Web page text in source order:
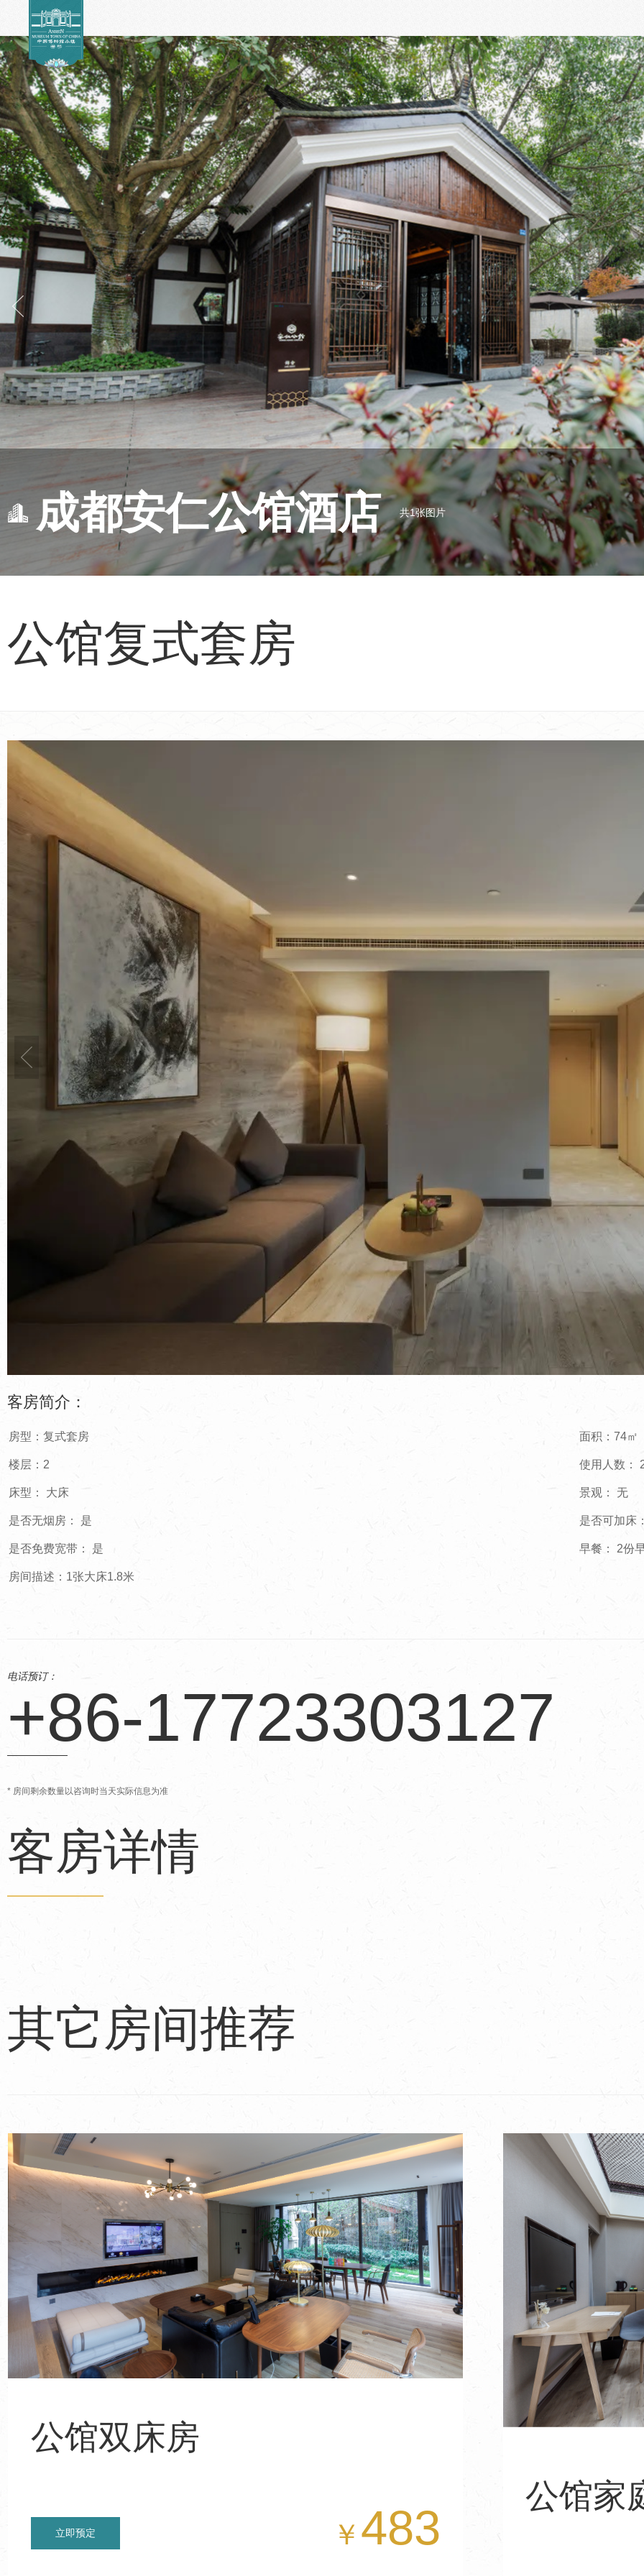
成都安仁公馆酒店 共1张图片
公馆复式套房
客房简介：
房型：复式套房 面积：74㎡
楼层：2 使用人数：
床型： 大床 景观： 无
是否无烟房： 是 是否可加床
是否免费宽带： 是 早餐： 2份
房间描述：1张大床1.8米
电话预订：
+86-17723303127
* 房间剩余数量以咨询时当天实际信息为准
客房详情
其它房间推荐
公馆双床房
立即预定 ￥ 483
公馆家